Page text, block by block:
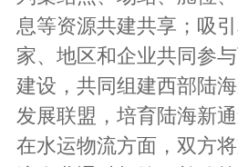
息等资源共建共享；吸
家、地区和企业共同参
建设，共同组建西部陆
发展联盟，培育陆海新通
在水运物流方面，双方